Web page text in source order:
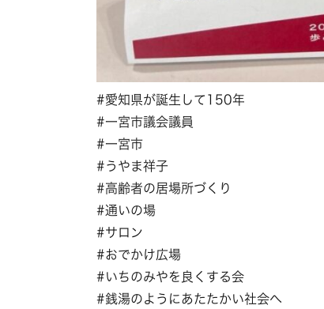
#愛知県が誕生して150年
#一宮市議会議員
#一宮市
#うやま祥子
#高齢者の居場所づくり
#通いの場
#サロン
#おでかけ広場
#いちのみやを良くする会
#銭湯のようにあたたかい社会へ